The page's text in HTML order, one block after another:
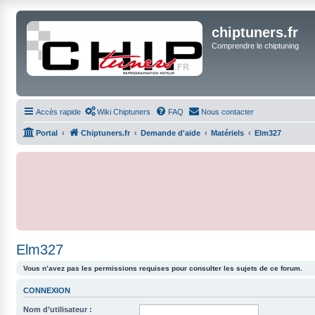
chiptuners.fr
Comprendre le chiptuning
Accès rapide Wiki Chiptuners FAQ Nous contacter
Portal Chiptuners.fr Demande d'aide Matériels Elm327
Elm327
Vous n’avez pas les permissions requises pour consulter les sujets de ce forum.
CONNEXION
Nom d’utilisateur :